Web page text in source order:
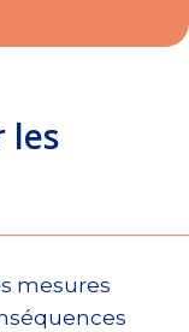
les
mesures